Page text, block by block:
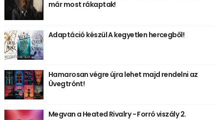
már most rákaptak!
Adaptáció készül A kegyetlen hercegből!
Hamarosan végre újra lehet majd rendelni az
Üvegtrónt!
Megvan a Heated Rivalry - Forró viszály 2.